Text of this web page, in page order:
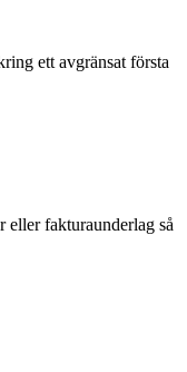
ett avgränsat första
eller fakturaunderlag så